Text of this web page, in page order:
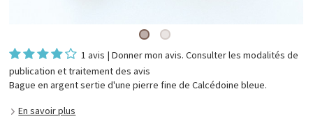
1 avis |Donner mon avis. Consulter lesmodalités de
publication et traitement des avis
Bague en argent sertie d'une pierre fine de Calcédoine bleue.
En savoir plus